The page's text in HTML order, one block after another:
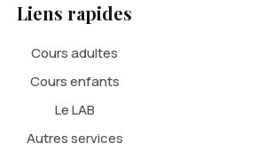
Liens rapides
Cours adultes
Cours enfants
Le LAB
Autres services